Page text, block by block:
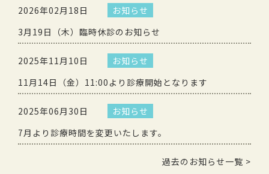
2026年02月18日
お知らせ
3月19日（木）臨時休診のお知らせ
2025年11月10日
お知らせ
11月14日（金）11:00より診療開始となります
2025年06月30日
お知らせ
7月より診療時間を変更いたします。
過去のお知らせ一覧 >